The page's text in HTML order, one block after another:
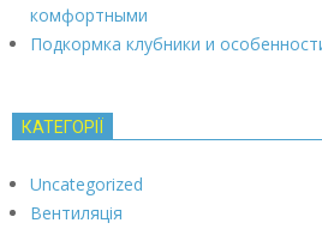
комфортными
Подкормка клубники и
КАТЕГОРІЇ
Uncategorized
Вентиляція